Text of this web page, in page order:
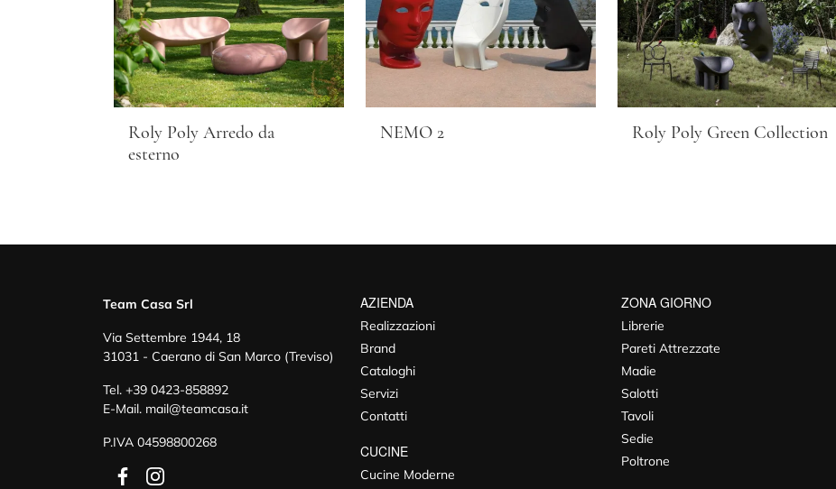
Roly Poly Arredo da
esterno
NEMO 2 Roly Poly Green Collection
Team Casa Srl
Via Settembre 1944, 18
31031 - Caerano di San Marco (Treviso)
Tel. +39 0423-858892
E-Mail. mail@teamcasa.it
P.IVA 04598800268
AZIENDA
Realizzazioni
Brand
Cataloghi
Servizi
Contatti
CUCINE
Cucine Moderne
ZONA GIORNO
Librerie
Pareti Attrezzate
Madie
Salotti
Tavoli
Sedie
Poltrone